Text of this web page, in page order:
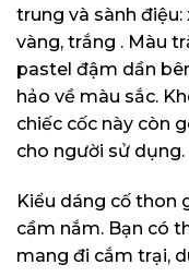
trung và sành điệu:
vàng, trắng . Màu
pastel đậm dần
hảo về màu sắc.
chiếc cốc này còn
cho người sử dụng.
Kiểu dáng cố thon
cầm nắm. Bạn có
mang đi cắm trại,